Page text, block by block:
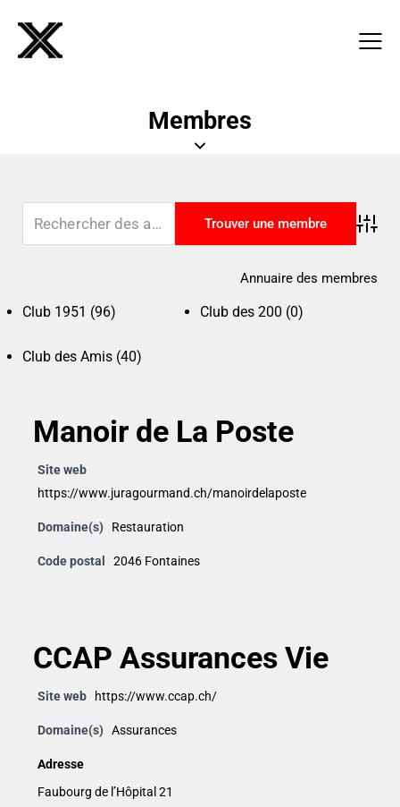
Membres
Annuaire des membres
Club 1951 (96) Club des 200 (0)
Club des Amis (40)
Manoir de La Poste
Site web
https://www.juragourmand.ch/manoirdelaposte
Domaine(s) Restauration
Code postal 2046 Fontaines
CCAP Assurances Vie
Site web https://www.ccap.ch/
Domaine(s) Assurances
Adresse
Faubourg de l’Hôpital 21